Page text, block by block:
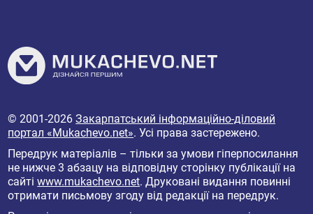
© 2001-2026Закарпатський інформаційно-діловий
портал «Mukachevo.net». Усі права застережено.
Передрук матеріалів – тільки за умови гіперпосилання
не нижче 3 абзацу на відповідну сторінку публікації на
сайтіwww.mukachevo.net. Друковані видання повинні
отримати письмову згоду від редакції на передрук.